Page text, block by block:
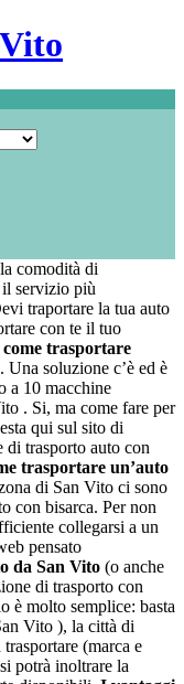
comodità di
servizio più
traportare la tua auto
con te il tuo
come trasportare
. Una soluzione c’è ed è
a 10 macchine
. Si, ma come fare per
qui sul sito di
trasporto auto con
trasportare un’auto
di San Vito ci sono
con bisarca. Per non
collegarsi a un
pensato
da San Vito (o anche
di trasporto con
è molto semplice: basta
Vito ), la città di
(marca e
potrà inoltrare la